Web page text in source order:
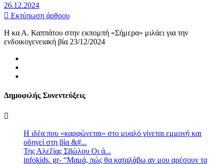
26.12.2024
Εκτύπωση άρθρου
Η κα Α. Καππάτου στην εκπομπή «Σήμερα» μιλάει για την
ενδοικογενειακή βία 23/12/2024
Δημοφιλής Συνεντεύξεις
Η ιδέα που «καρφώνεται» στο μυαλό γίνεται εμμονή και
οδηγεί στη βία &#...
Της Αλεξίας Σβώλου Οι ά...
infokids. gr- “Μαμά, πώς θα καταλάβω αν μου αρέσουν τα